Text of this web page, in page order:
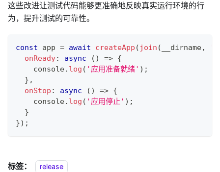
这些改进让测试代码能够更准确地反映真实运行环境的行
为，提升测试的可靠性。
const app = await createApp ( join ( __dirname,
onReady: async ( ) => {
console. log ( '应用准备就绪' ) ;
} ,
onStop : async ( ) => {
console. log ( '应用停止' ) ;
}
}) ;
标签： release